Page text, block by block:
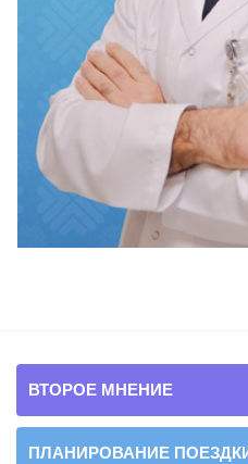
ВТОРОЕ МНЕНИЕ
ПЛАНИРОВАНИЕ